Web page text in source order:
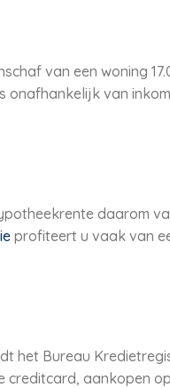
van een woning
onafhankelijk van
daarom
profiteert u vaak van
het Bureau
creditcard, aankopen